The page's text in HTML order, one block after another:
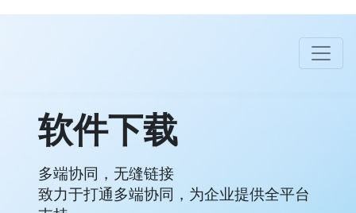
软件下载
多端协同，无缝链接
致力于打通多端协同，为企业提供全平台